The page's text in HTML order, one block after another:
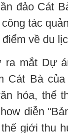
đảo Cát
tác
về du
ra mắt Dự
Cát Bà
hóa, thể
diễn
giới thu